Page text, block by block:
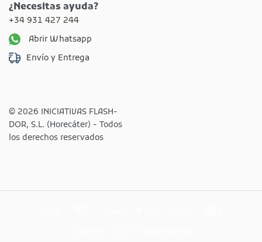
¿Necesitas ayuda?
+34 931 427 244
Abrir Whatsapp
Envío y Entrega
© 2026 INICIATIVAS FLASH-
DOR, S.L. (Horecáter) - Todos
los derechos reservados